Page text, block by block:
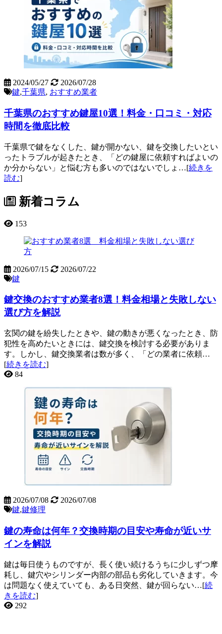
2024/05/27
2026/07/28
鍵,千葉県, おすすめ業者
千葉県のおすすめ鍵屋10選！料金・口コミ・対応
時間を徹底比較
千葉県で鍵をなくした、鍵が開かない、鍵を交換したいとい
ったトラブルが起きたとき、「どの鍵屋に依頼すればよいの
か分からない」と悩む方も多いのではないでしょ…[続きを
読む]
新着コラム
153
2026/07/15
2026/07/22
鍵
鍵交換のおすすめ業者8選！料金相場と失敗しない
選び方を解説
玄関の鍵を紛失したときや、鍵の動きが悪くなったとき、防
犯性を高めたいときには、鍵交換を検討する必要がありま
す。しかし、鍵交換業者は数が多く、「どの業者に依頼…
[続きを読む]
84
2026/07/08
2026/07/08
鍵,鍵修理
鍵の寿命は何年？交換時期の目安や寿命が近いサ
インを解説
鍵は毎日使うものですが、長く使い続けるうちに少しずつ摩
耗し、鍵穴やシリンダー内部の部品も劣化していきます。今
は問題なく使えていても、ある日突然、鍵が回らない…[続
きを読む]
292